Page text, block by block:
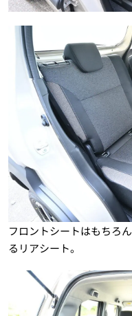
フロントシートはもちろ
るリアシート。